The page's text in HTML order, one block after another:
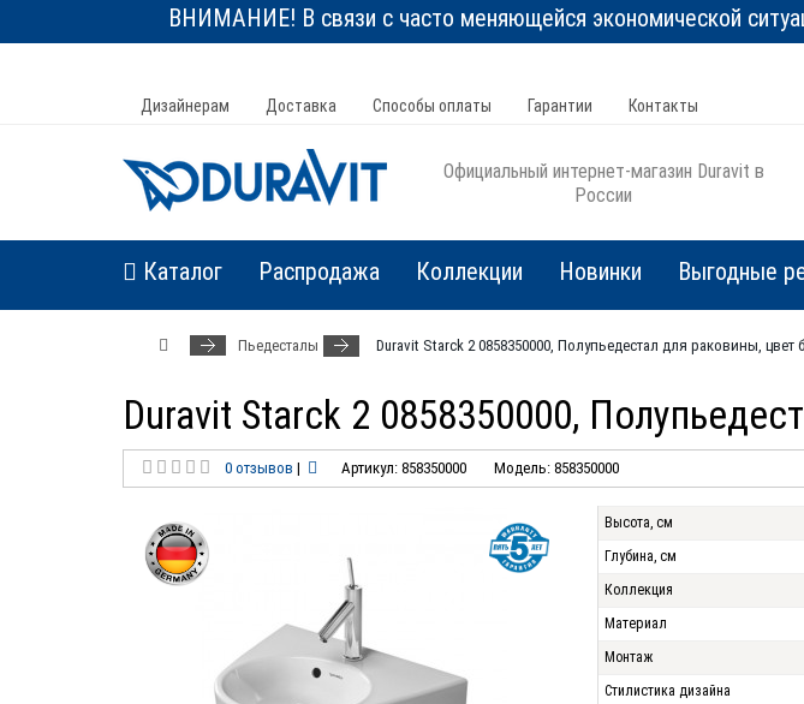
ВНИМАНИЕ! В связи с часто меняющейся экономической
Дизайнерам Доставка Способы оплаты Гарантии Контакты
Официальный интернет-магазин Duravit в
России
Каталог Распродажа Коллекции Новинки Выгодные
Пьедесталы Duravit Starck 2 0858350000, Полупьедестал для раковины, цвет
Duravit Starck 2 0858350000,
0 отзывов | Артикул: 858350000 Модель: 858350000
Высота, см
Глубина, см
Коллекция
Материал
Монтаж
Стилистика дизайна